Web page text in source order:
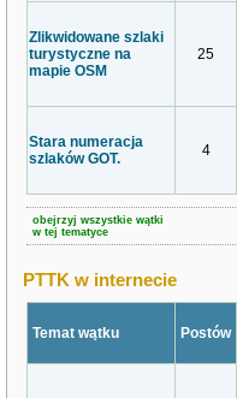
Zlikwidowane szlaki
turystyczne na
mapie OSM
25
Stara numeracja
szlaków GOT.
4
obejrzyj wszystkie wątki
w tej tematyce
PTTK w internecie
Temat wątku Postów